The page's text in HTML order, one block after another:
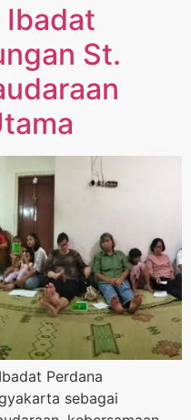
Ibadat
St.
Perdana
sebagai